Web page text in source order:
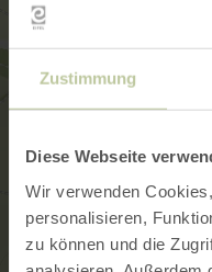
Zustimmung
Diese Webseite
Wir verwenden
personalisieren,
zu können und die